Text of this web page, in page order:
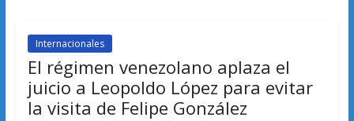
Internacionales
El régimen venezolano aplaza el
juicio a Leopoldo López para evitar
la visita de Felipe González